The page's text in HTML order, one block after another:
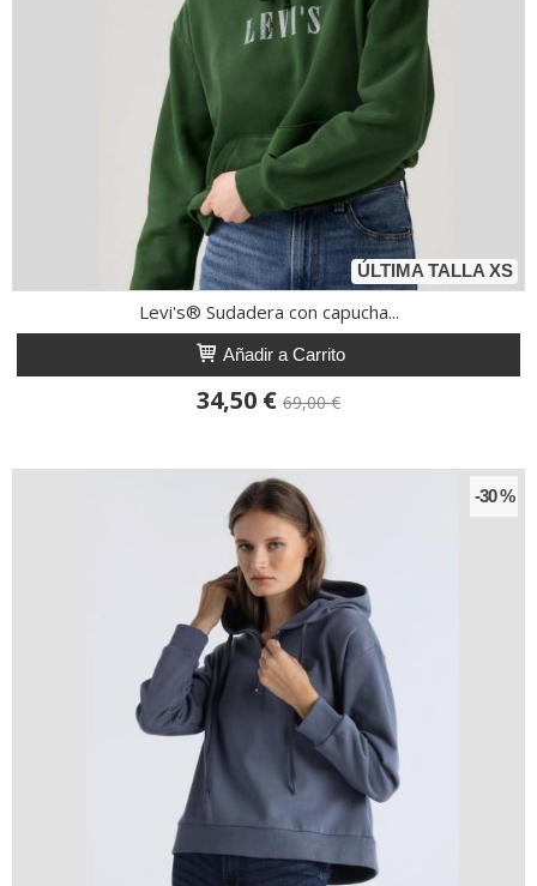
ÚLTIMA TALLA XS
Levi's® Sudadera con capucha...
Añadir a Carrito
34,50 € 69,00 €
-30 %